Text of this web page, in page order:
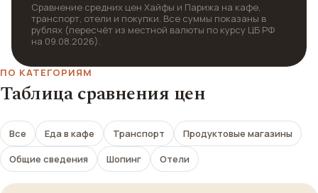
Сравнение средних цен Хайфы и Парижа на кафе,
транспорт, отели и покупки. Все суммы показаны в
рублях (пересчёт из местной валюты по курсу ЦБ РФ
на 09.08.2026).
ПО КАТЕГОРИЯМ
Таблица сравнения цен
Все Еда в кафе Транспорт
Продуктовые магазины
Общие сведения
Шопинг Отели